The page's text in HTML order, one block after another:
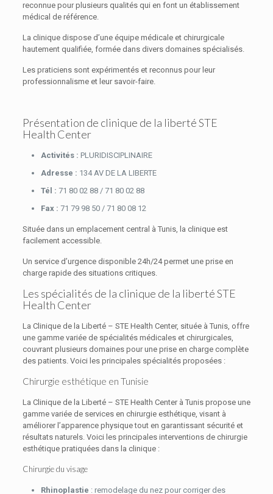
reconnue pour plusieurs qualités qui en font un établissement
médical de référence.
La clinique dispose d’une équipe médicale et chirurgicale
hautement qualifiée, formée dans divers domaines spécialisés.
Les praticiens sont expérimentés et reconnus pour leur
professionnalisme et leur savoir-faire.
Présentation de clinique de la liberté STE
Health Center
Activités : PLURIDISCIPLINAIRE
Adresse : 134 AV DE LA LIBERTE
Tél : 71 80 02 88 / 71 80 02 88
Fax : 71 79 98 50 / 71 80 08 12
Située dans un emplacement central à Tunis, la clinique est
facilement accessible.
Un service d’urgence disponible 24h/24 permet une prise en
charge rapide des situations critiques.
Les spécialités de la clinique de la liberté STE
Health Center
La Clinique de la Liberté – STE Health Center, située à Tunis, offre
une gamme variée de spécialités médicales et chirurgicales,
couvrant plusieurs domaines pour une prise en charge complète
des patients. Voici les principales spécialités proposées :
Chirurgie esthétique en Tunisie
La Clinique de la Liberté – STE Health Center à Tunis propose une
gamme variée de services en chirurgie esthétique, visant à
améliorer l’apparence physique tout en garantissant sécurité et
résultats naturels. Voici les principales interventions de chirurgie
esthétique pratiquées dans la clinique :
Chirurgie du visage
Rhinoplastie : remodelage du nez pour corriger des